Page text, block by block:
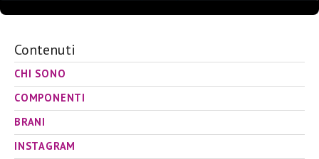
Contenuti
CHI SONO
COMPONENTI
BRANI
INSTAGRAM